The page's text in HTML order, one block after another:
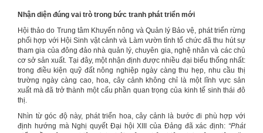
Nhận diện đúng vai trò trong bức tranh phát triển mới
Hội thảo do Trung tâm Khuyến nông và Quản lý Bảo vệ, phát triển rừng
phối hợp với Hội Sinh vật cảnh và Làm vườn tỉnh tổ chức đã thu hút sự
tham gia của đông đảo nhà quản lý, chuyên gia, nghệ nhân và các chủ
cơ sở sản xuất. Tại đây, một nhận định được nhiều đại biểu thống nhất:
trong điều kiện quỹ đất nông nghiệp ngày càng thu hẹp, nhu cầu thị
trường ngày càng cao, hoa, cây cảnh không chỉ là một lĩnh vực sản
xuất mà đã trở thành một cấu phần quan trọng của kinh tế sinh thái đô
thị.
Nhìn từ góc độ này, phát triển hoa, cây cảnh là bước đi phù hợp với
định hướng mà Nghị quyết Đại hội XIII của Đảng đã xác định: “Phát